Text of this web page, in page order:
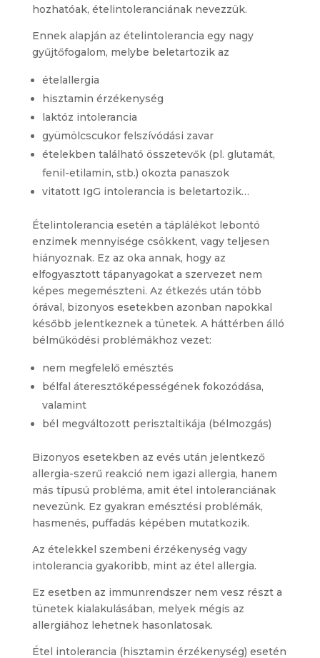
hozhatóak, ételintoleranciának nevezzük.
Ennek alapján az ételintolerancia egy nagy
gyűjtőfogalom, melybe beletartozik az
ételallergia
hisztamin érzékenység
laktóz intolerancia
gyümölcscukor felszívódási zavar
ételekben található összetevők (pl. glutamát,
fenil-etilamin, stb.) okozta panaszok
vitatott IgG intolerancia is beletartozik…
Ételintolerancia esetén a táplálékot lebontó
enzimek mennyisége csökkent, vagy teljesen
hiányoznak. Ez az oka annak, hogy az
elfogyasztott tápanyagokat a szervezet nem
képes megemészteni. Az étkezés után több
órával, bizonyos esetekben azonban napokkal
később jelentkeznek a tünetek. A háttérben álló
bélműködési problémákhoz vezet:
nem megfelelő emésztés
bélfal áteresztőképességének fokozódása,
valamint
bél megváltozott perisztaltikája (bélmozgás)
Bizonyos esetekben az evés után jelentkező
allergia-szerű reakció nem igazi allergia, hanem
más típusú probléma, amit étel intoleranciának
nevezünk. Ez gyakran emésztési problémák,
hasmenés, puffadás képében mutatkozik.
Az ételekkel szembeni érzékenység vagy
intolerancia gyakoribb, mint az étel allergia.
Ez esetben az immunrendszer nem vesz részt a
tünetek kialakulásában, melyek mégis az
allergiához lehetnek hasonlatosak.
Étel intolerancia (hisztamin érzékenység) esetén